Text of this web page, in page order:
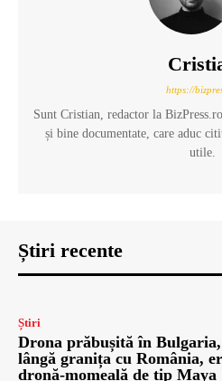
https://
Sunt Cristian, redactor la
și bine documentate, care aduc
utile.
Știri recente
Știri
Drona prăbușită în Bulgaria,
lângă granița cu România,
dronă-momeală de tip Maya